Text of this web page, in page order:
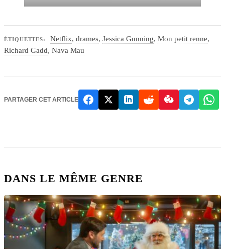
ÉTIQUETTES: Netflix, drames, Jessica Gunning, Mon petit renne,
Richard Gadd, Nava Mau
PARTAGER CET ARTICLE
DANS LE MÊME GENRE